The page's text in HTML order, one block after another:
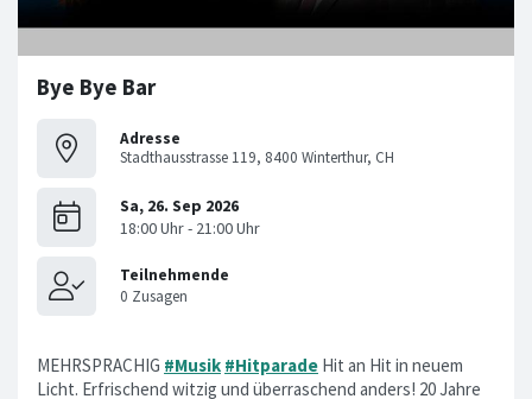
Bye Bye Bar
Adresse
Stadthausstrasse 119, 8400 Winterthur, CH
MEHRSPRACHIG #Musik #Hitparade Hit an Hit in neuem
Licht. Erfrischend witzig und überraschend anders! 20 Jahre